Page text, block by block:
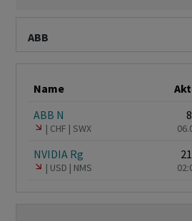
ABB
Name
ABB N
CHF SWX
NVIDIA Rg
USD NMS